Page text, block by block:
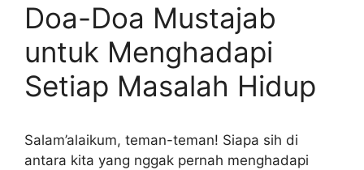
Doa-Doa Mustajab
untuk Menghadapi
Setiap Masalah Hidup
Salam’alaikum, teman-teman! Siapa sih di
antara kita yang nggak pernah menghadapi